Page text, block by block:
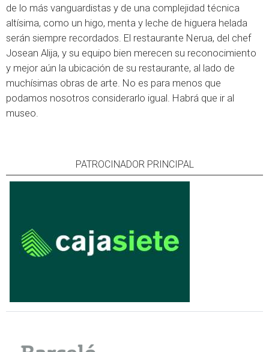
de lo más vanguardistas y de una complejidad técnica
altísima, como un higo, menta y leche de higuera helada
serán siempre recordados. El restaurante Nerua, del chef
Josean Alija, y su equipo bien merecen su reconocimiento
y mejor aún la ubicación de su restaurante, al lado de
muchísimas obras de arte. No es para menos que
podamos nosotros considerarlo igual. Habrá que ir al
museo.
PATROCINADOR PRINCIPAL